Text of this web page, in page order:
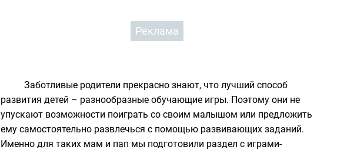
Реклама
Заботливые родители прекрасно знают, что лучший способ
развития детей – разнообразные обучающие игры. Поэтому они не
упускают возможности поиграть со своим малышом или предложить
ему самостоятельно развлечься с помощью развивающих заданий.
Именно для таких мам и пап мы подготовили раздел с играми-